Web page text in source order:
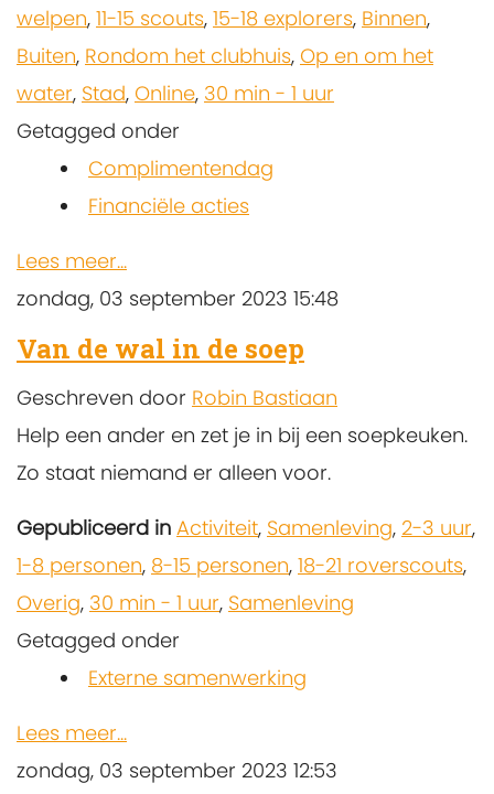
welpen, 11-15 scouts, 15-18 explorers, Binnen,
Buiten, Rondom het clubhuis, Op en om het
water, Stad, Online, 30 min - 1 uur
Getagged onder
Complimentendag
Financiële acties
Lees meer...
zondag, 03 september 2023 15:48
Van de wal in de soep
Geschreven door Robin Bastiaan
Help een ander en zet je in bij een soepkeuken.
Zo staat niemand er alleen voor.
Gepubliceerd in Activiteit, Samenleving, 2-3 uur,
1-8 personen, 8-15 personen, 18-21 roverscouts,
Overig, 30 min - 1 uur, Samenleving
Getagged onder
Externe samenwerking
Lees meer...
zondag, 03 september 2023 12:53